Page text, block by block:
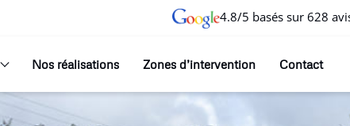
4.8/5 basés sur 628
Nos réalisations Zones d’intervention Contact